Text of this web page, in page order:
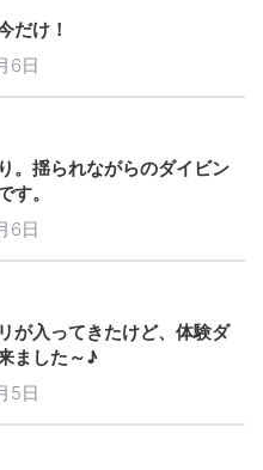
だけ！
6日
。揺られながらのダイビン
す。
6日
が入ってきたけど、体験ダ
ました～♪
5日